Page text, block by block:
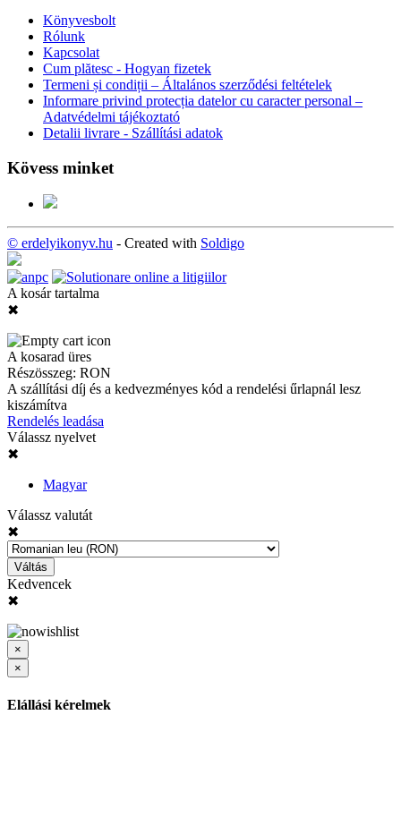
Könyvesbolt
Rólunk
Kapcsolat
Cum plătesc - Hogyan fizetek
Termeni și condiții – Általános szerződési feltételek
Informare privind protecția datelor cu caracter personal –
Adatvédelmi tájékoztató
Detalii livrare - Szállítási adatok
Kövess minket
© erdelyikonyv.hu - Created with Soldigo
A kosár tartalma
✖
A kosarad üres
Részösszeg: RON
A szállítási díj és a kedvezményes kód a rendelési űrlapnál lesz
kiszámítva
Rendelés leadása
Válassz nyelvet
✖
Magyar
Válassz valutát
✖
Váltás
Kedvencek
✖
×
×
Elállási kérelmek